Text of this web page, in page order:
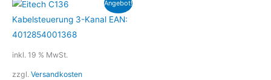
Angebot!
inkl. 19 % MwSt.
zzgl. Versandkosten
Preis
war:
21,99 €
ist:
19,99 €.